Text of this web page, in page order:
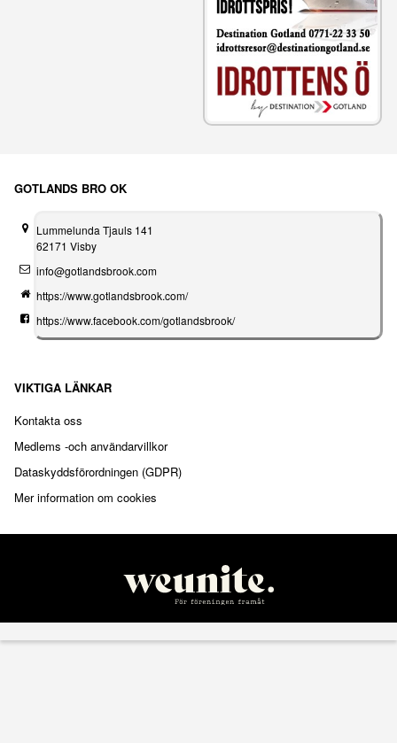
GOTLANDS BRO OK
Lummelunda Tjauls 141
62171 Visby
info@gotlandsbrook.com
https://www.gotlandsbrook.com/
https://www.facebook.com/gotlandsbrook/
VIKTIGA LÄNKAR
Kontakta oss
Medlems -och användarvillkor
Dataskyddsförordningen (GDPR)
Mer information om cookies